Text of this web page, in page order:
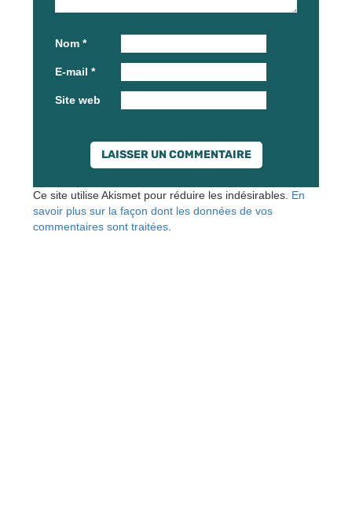
Nom *
E-mail *
Site web
Ce site utilise Akismet pour réduire les indésirables. En
savoir plus sur la façon dont les données de vos
commentaires sont traitées.